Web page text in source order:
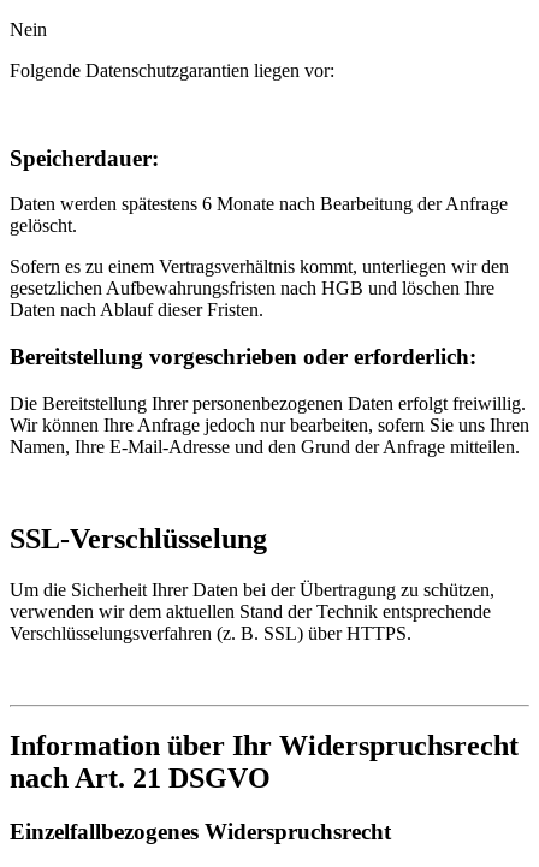
Nein
Folgende Datenschutzgarantien liegen vor:
Speicherdauer:
Daten werden spätestens 6 Monate nach Bearbeitung der Anfrage
gelöscht.
Sofern es zu einem Vertragsverhältnis kommt, unterliegen wir den
gesetzlichen Aufbewahrungsfristen nach HGB und löschen Ihre
Daten nach Ablauf dieser Fristen.
Bereitstellung vorgeschrieben oder erforderlich:
Die Bereitstellung Ihrer personenbezogenen Daten erfolgt freiwillig.
Wir können Ihre Anfrage jedoch nur bearbeiten, sofern Sie uns Ihren
Namen, Ihre E-Mail-Adresse und den Grund der Anfrage mitteilen.
SSL-Verschlüsselung
Um die Sicherheit Ihrer Daten bei der Übertragung zu schützen,
verwenden wir dem aktuellen Stand der Technik entsprechende
Verschlüsselungsverfahren (z. B. SSL) über HTTPS.
Information über Ihr Widerspruchsrecht
nach Art. 21 DSGVO
Einzelfallbezogenes Widerspruchsrecht